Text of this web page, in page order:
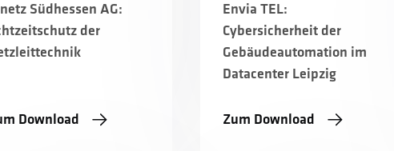
Südhessen AG:
der
Download
Envia TEL:
Cybersicherheit der
Gebäudeautomation im
Datacenter Leipzig
Zum Download